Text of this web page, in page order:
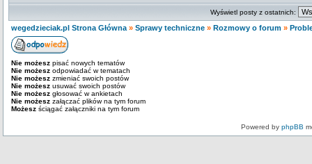
Wyświetl posty z ostatnich:
wegedzieciak.pl Strona Główna » Sprawy techniczne » Rozmowy o forum »
Nie możesz pisać nowych tematów
Nie możesz odpowiadać w tematach
Nie możesz zmieniać swoich postów
Nie możesz usuwać swoich postów
Nie możesz głosować w ankietach
Nie możesz załączać plików na tym forum
Możesz ściągać załączniki na tym forum
Powered by phpBB